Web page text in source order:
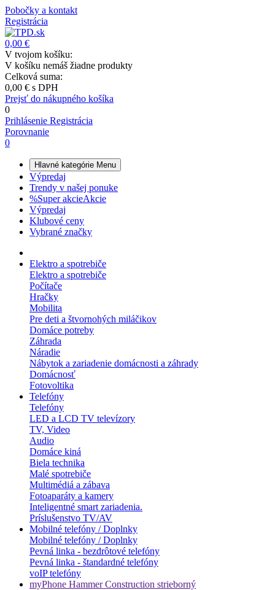
Pobočky a kontakt
Registrácia
0,00 €
V tvojom košíku:
V košíku nemáš žiadne produkty
Celková suma:
0,00 € s DPH
Prejsť do nákupného košíka
0
Prihlásenie Registrácia
Porovnanie
0
Hlavné kategórie Menu
Výpredaj
Trendy v našej ponuke
%Super akcieAkcie
Výpredaj
Klubové ceny
Vybrané značky
Elektro a spotrebiče
Elektro a spotrebiče
Počítače
Hračky
Mobilita
Pre deti a štvornohých miláčikov
Domáce potreby
Záhrada
Náradie
Nábytok a zariadenie domácnosti a záhrady
Domácnosť
Fotovoltika
Telefóny
Telefóny
LED a LCD TV televízory
TV, Video
Audio
Domáce kiná
Biela technika
Malé spotrebiče
Multimédiá a zábava
Fotoaparáty a kamery
Inteligentné smart zariadenia.
Príslušenstvo TV/AV
Mobilné telefóny / Doplnky
Mobilné telefóny / Doplnky
Pevná linka - bezdrôtové telefóny
Pevná linka - štandardné telefóny
voIP telefóny
myPhone Hammer Construction strieborný